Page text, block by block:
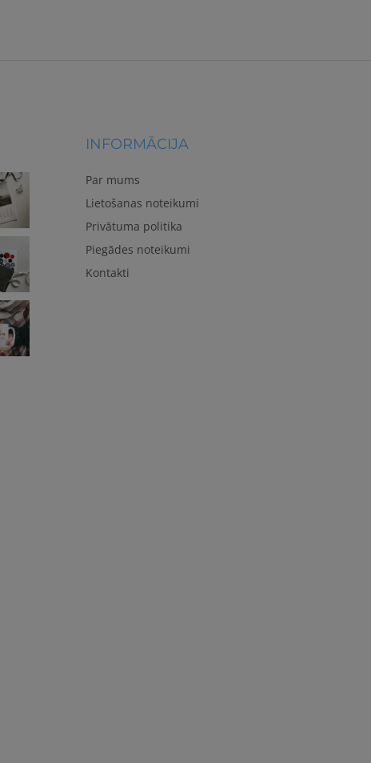
INFORMĀCIJA
Par mums
Lietošanas noteikumi
Privātuma politika
Piegādes noteikumi
Kontakti